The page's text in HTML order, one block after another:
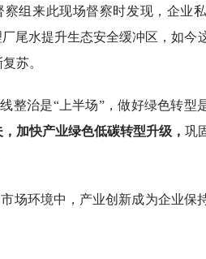
察组来此现场督察时发现，企业
尾水提升生态安全缓冲区，如今
苏。
整治是“上半场”，做好绿色转型
加快产业绿色低碳转型升级， 巩
场环境中，产业创新成为企业保